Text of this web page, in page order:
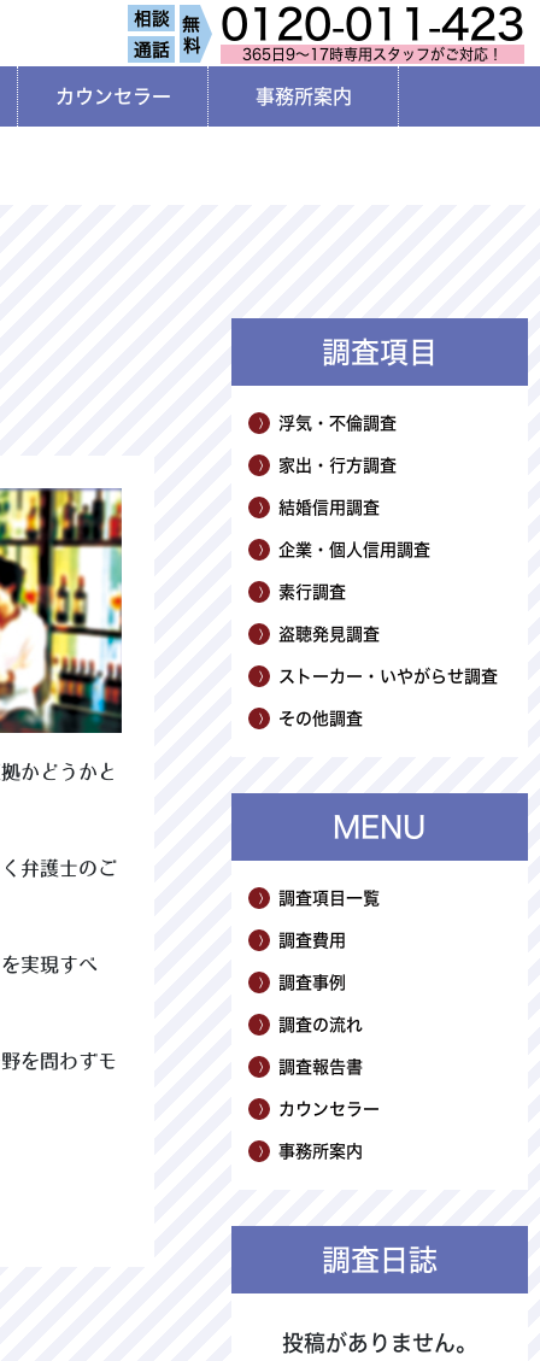
0120-011-423
365日9～17時専用スタッフがご対応！
カウンセラー 事務所案内
かどうかと
弁護士のご
実現すべ
を問わずモ
調査項目
浮気・不倫調査
家出・行方調査
結婚信用調査
企業・個人信用調査
素行調査
盗聴発見調査
ストーカー・いやがらせ調査
その他調査
MENU
調査項目一覧
調査費用
調査事例
調査の流れ
調査報告書
カウンセラー
事務所案内
調査日誌
投稿がありません。